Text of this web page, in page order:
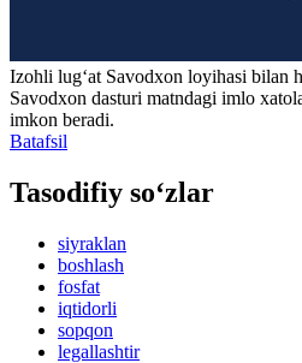
Izohli lugʻat Savodxon loyihasi bilan
Savodxon dasturi matndagi imlo
imkon beradi.
Batafsil
Tasodifiy so‘zlar
siyraklan
boshlash
fosfat
iqtidorli
sopqon
legallashtir